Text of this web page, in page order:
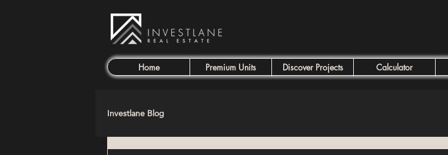
Home Premium Units Discover Projects Calculator
Investlane Blog